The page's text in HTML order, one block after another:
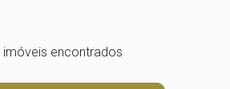
imóveis encontrados